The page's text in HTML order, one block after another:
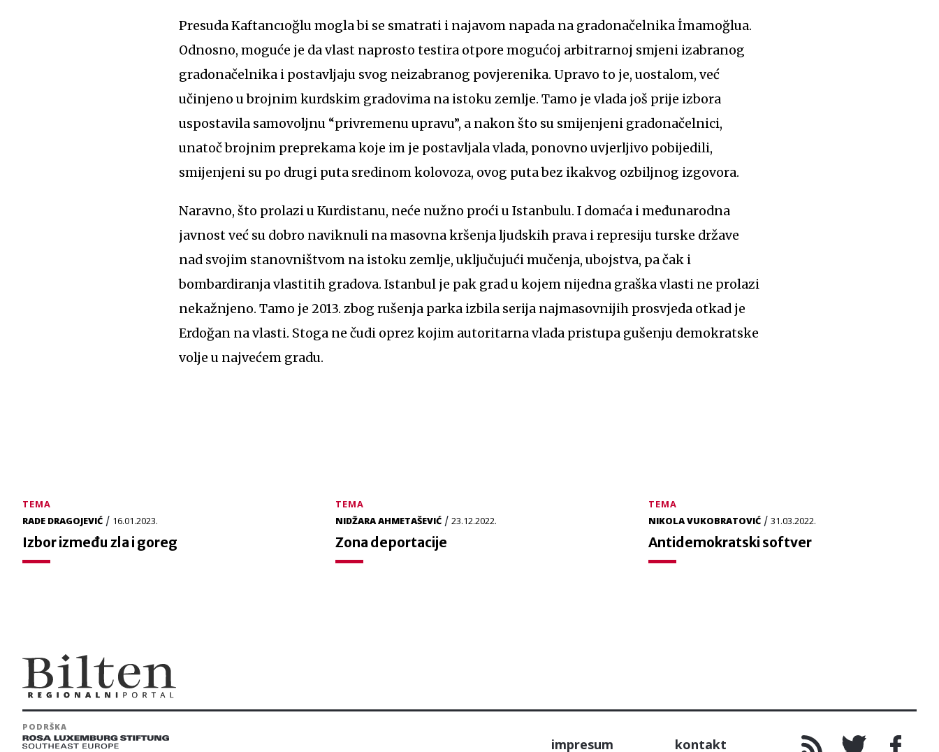
Presuda Kaftancıoğlu mogla bi se smatrati i najavom napada na gradonačelnika İmamoğlua.
Odnosno, moguće je da vlast naprosto testira otpore mogućoj arbitrarnoj smjeni izabranog
gradonačelnika i postavljaju svog neizabranog povjerenika. Upravo to je, uostalom, već
učinjeno u brojnim kurdskim gradovima na istoku zemlje. Tamo je vlada još prije izbora
uspostavila samovoljnu “privremenu upravu”, a nakon što su smijenjeni gradonačelnici,
unatoč brojnim preprekama koje im je postavljala vlada, ponovno uvjerljivo pobijedili,
smijenjeni su po drugi puta sredinom kolovoza, ovog puta bez ikakvog ozbiljnog izgovora.
Naravno, što prolazi u Kurdistanu, neće nužno proći u Istanbulu. I domaća i međunarodna
javnost već su dobro naviknuli na masovna kršenja ljudskih prava i represiju turske države
nad svojim stanovništvom na istoku zemlje, uključujući mučenja, ubojstva, pa čak i
bombardiranja vlastitih gradova. Istanbul je pak grad u kojem nijedna graška vlasti ne prolazi
nekažnjeno. Tamo je 2013. zbog rušenja parka izbila serija najmasovnijih prosvjeda otkad je
Erdoğan na vlasti. Stoga ne čudi oprez kojim autoritarna vlada pristupa gušenju demokratske
volje u najvećem gradu.
TEMA
RADE DRAGOJEVIĆ / 16.01.2023.
Izbor između zla i goreg
TEMA
NIDŽARA AHMETAŠEVIĆ / 23.12.2022.
Zona deportacije
TEMA
NIKOLA VUKOBRATOVIĆ / 31.03.2022.
Antidemokratski softver
PODRŠKA
kontakt
impresum